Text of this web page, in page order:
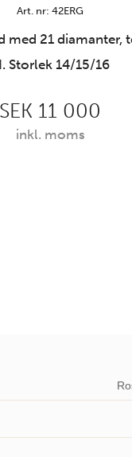
Art. nr: 42ERG
21 diamanter,
Storlek 14/15/16
SEK 11 000
inkl. moms